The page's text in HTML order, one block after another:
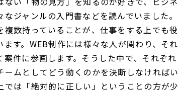
ジャンルの入門書などを読んでいました。
複数持っていることが、仕事をする上でも役
ます。WEB制作には様々な人が関わり、それ
案件に参画します。そうした中で、それぞれ
ームとしてどう動くのかを決断しなければい
では「絶対的に正しい」ということの方が少